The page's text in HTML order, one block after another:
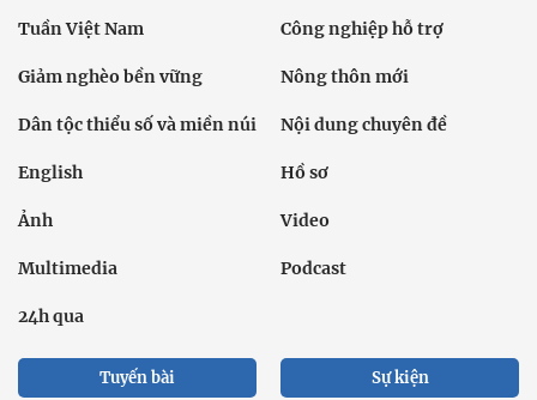
Tuần Việt Nam Công nghiệp hỗ trợ
Giảm nghèo bền vững Nông thôn mới
Dân tộc thiểu số và miền núi Nội dung chuyên đề
English Hồ sơ
Ảnh Video
Multimedia Podcast
24h qua
Tuyến bài Sự kiện